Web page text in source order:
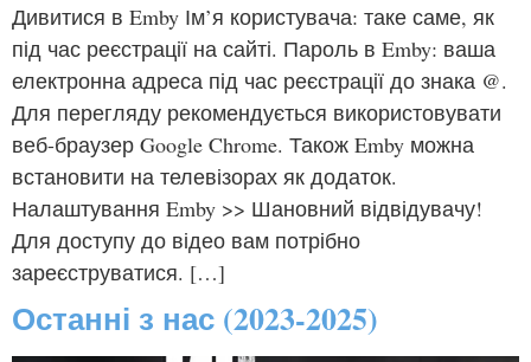
Дивитися в Emby Ім’я користувача: таке саме, як
під час реєстрації на сайті. Пароль в Emby: ваша
електронна адреса під час реєстрації до знака @.
Для перегляду рекомендується використовувати
веб-браузер Google Chrome. Також Emby можна
встановити на телевізорах як додаток.
Налаштування Emby >> Шановний відвідувачу!
Для доступу до відео вам потрібно
зареєструватися. […]
Останні з нас (2023-2025)